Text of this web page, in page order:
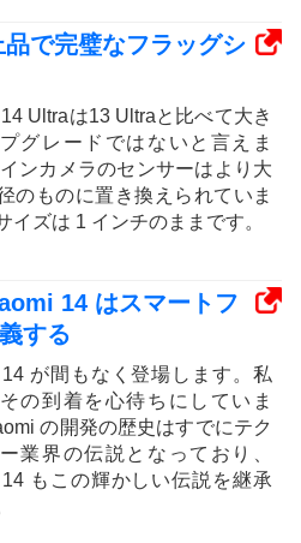
で完璧なフラッグシ
Ultraは13 Ultraと比べて大き
グレードではないと言えま
ンカメラのセンサーはより大
のものに置き換えられていま
イズは 1 インチのままです。
14 はスマートフ
する
が間もなく登場します。私
の到着を心待ちにしていま
の開発の歴史はすでにテク
業界の伝説となっており、
もこの輝かしい伝説を継承